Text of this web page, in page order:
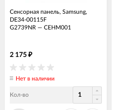
Сенсорная панель, Samsung,
DE34-00115F
G2739NR — СЕНМ001
2 175 ₽
Нет в наличии
Кол-во